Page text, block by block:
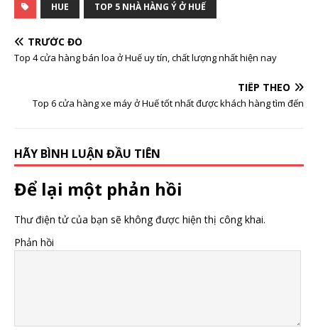
HUE TOP 5 NHÀ HÀNG Ý Ở HUẾ
TRƯỚC ĐÓ
Top 4 cửa hàng bán loa ở Huế uy tín, chất lượng nhất hiện nay
TIẾP THEO
Top 6 cửa hàng xe máy ở Huế tốt nhất được khách hàng tìm đến
HÃY BÌNH LUẬN ĐẦU TIÊN
Để lại một phản hồi
Thư điện tử của bạn sẽ không được hiện thị công khai.
Phản hồi